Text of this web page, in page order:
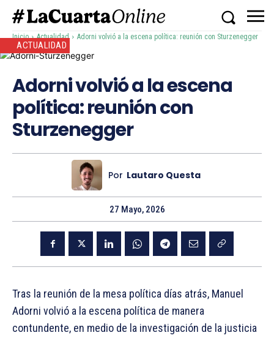
Inicio Actualidad Adorni volvió a la escena política: reunión con Sturzenegger
ACTUALIDAD
Adorni volvió a la escena
política: reunión con
Sturzenegger
Por Lautaro Questa
27 Mayo, 2026
Tras la reunión de la mesa política días atrás, Manuel
Adorni volvió a la escena política de manera
contundente, en medio de la investigación de la justicia